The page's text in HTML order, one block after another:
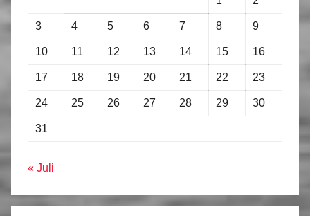
3 4 5 6 7 8 9
10 11 12 13 14 15 16
17 18 19 20 21 22 23
24 25 26 27 28 29 30
31
« Juli